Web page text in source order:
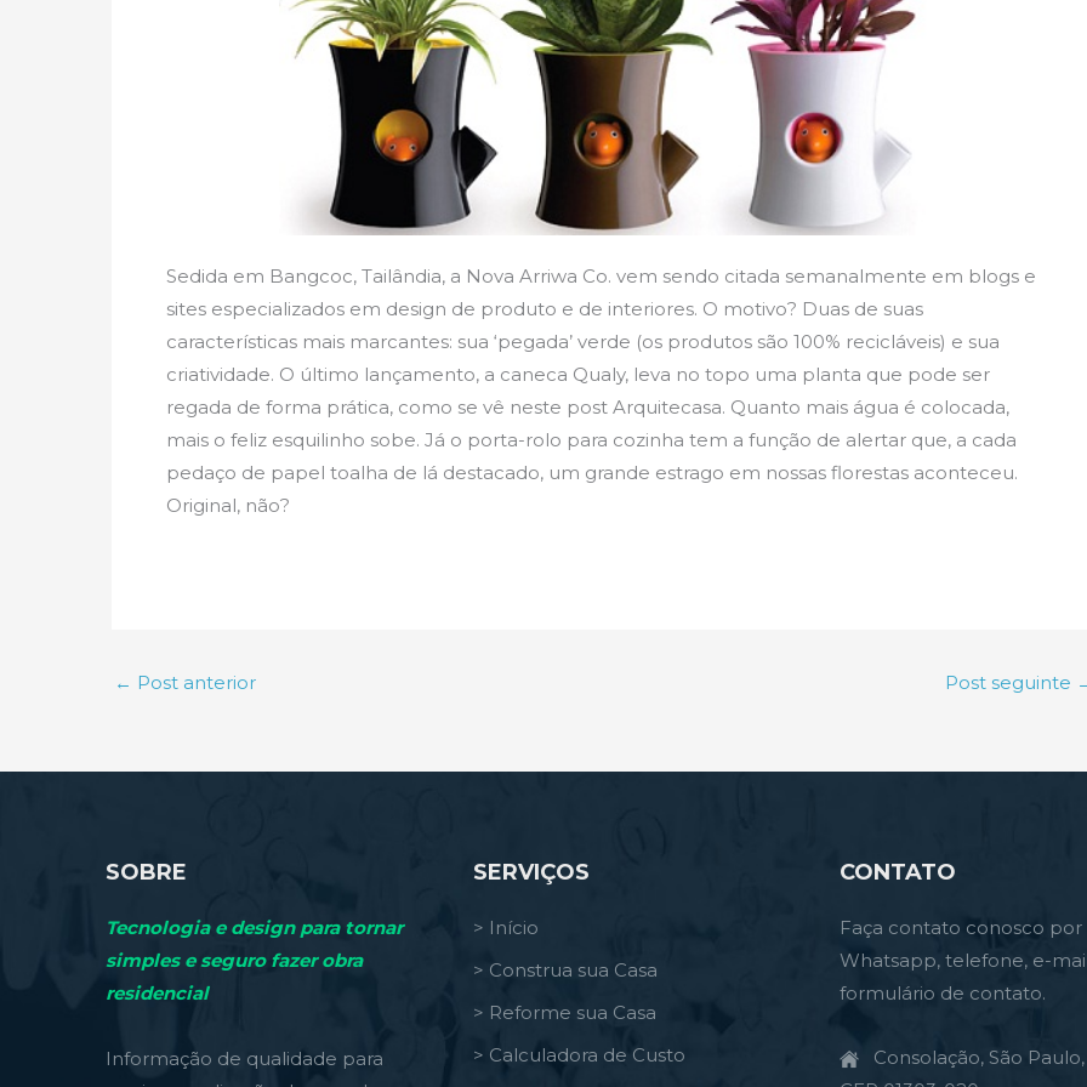
Sedida em Bangcoc, Tailândia, a Nova Arriwa Co. vem sendo citada semanalmente em blogs e
sites especializados em design de produto e de interiores. O motivo? Duas de suas
características mais marcantes: sua ‘pegada’ verde (os produtos são 100% recicláveis) e sua
criatividade. O último lançamento, a caneca Qualy, leva no topo uma planta que pode ser
regada de forma prática, como se vê neste post Arquitecasa. Quanto mais água é colocada,
mais o feliz esquilinho sobe. Já o porta-rolo para cozinha tem a função de alertar que, a cada
pedaço de papel toalha de lá destacado, um grande estrago em nossas florestas aconteceu.
Original, não?
← Post anterior Post seguinte
SOBRE
Tecnologia e design para tornar
simples e seguro fazer obra
residencial
Informação de qualidade para
SERVIÇOS
> Início
> Construa sua Casa
> Reforme sua Casa
> Calculadora de Custo
CONTATO
Faça contato conosco por
Whatsapp, telefone, e-
formulário de contato.
Consolação, São Paulo,